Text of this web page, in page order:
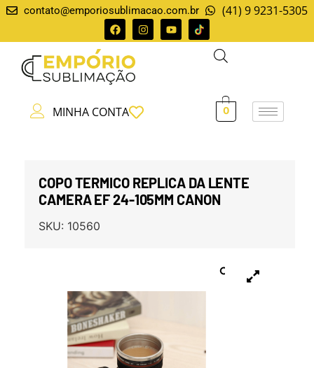
contato@emporiosublimacao.com.br (41) 9 9231-5305
MINHA CONTA 0
COPO TERMICO REPLICA DA LENTE
CAMERA EF 24-105MM CANON
SKU: 10560